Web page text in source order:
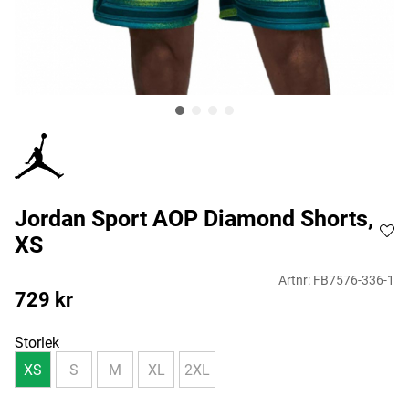
Jordan Sport AOP Diamond Shorts,
XS
Artnr: FB7576-336-1
729 kr
Storlek
XS
S M XL 2XL